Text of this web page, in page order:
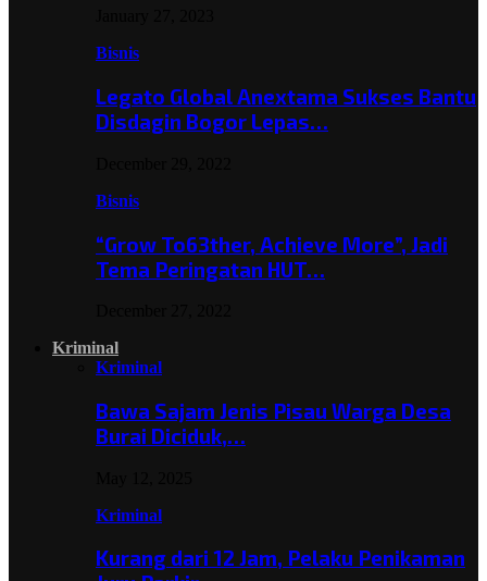
Bisnis
Legato Global Anextama Sukses Bantu
Disdagin Bogor Lepas…
Bisnis
“Grow To63ther, Achieve More”, Jadi
Tema Peringatan HUT…
Kriminal
Kriminal
Bawa Sajam Jenis Pisau Warga Desa
Burai Diciduk,…
Kriminal
Kurang dari 12 Jam, Pelaku Penikaman